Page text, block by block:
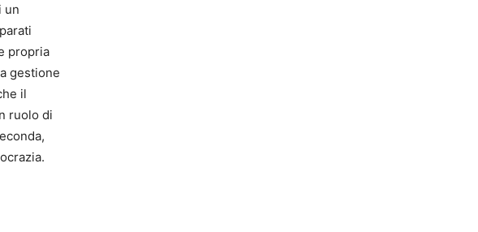
un
propria
gestione
il
ruolo di